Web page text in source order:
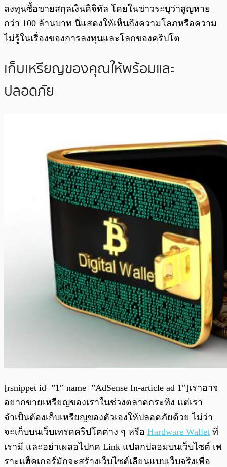
ลงทุนซื้อขายสกุลเงินดิจิทัล โดยในข่าวระบุว่าสูญหาย
กว่า 100 ล้านบาท นี่แสดงให้เห็นถึงความโลภหรือความ
ไม่รู้ในเรื่องของการลงทุนและโลกของคริปโต
เก็บเหรียญของคุณให้พร้อมและ
ปลอดภัย
[rsnippet id=”1″ name=”AdSense In-article ad 1″]เราอาจ
อยากขายเหรียญของเราในช่วงตลาดกระทิง แต่เรา
จำเป็นต้องเก็บเหรียญของตัวเองให้ปลอดภัยด้วย ไม่ว่า
จะเก็บบนเว็บเทรดคริปโตต่าง ๆ หรือ Hardware Wallet ที่
เรามี และอย่าเผลอไปกด Link แปลกปลอมบนเว็บไซต์ เพ
ราะแฮ็คเกอร์มักจะสร้างเว็บไซต์เลียนแบบเว็บจริงเพื่อ